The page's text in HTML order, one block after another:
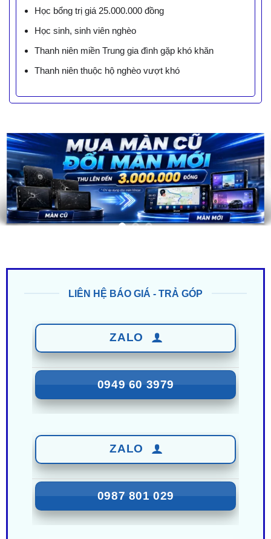
Học bổng trị giá 25.000.000 đồng
Học sinh, sinh viên nghèo
Thanh niên miền Trung gia đình gặp khó khăn
Thanh niên thuộc hộ nghèo vượt khó
0949 60 3979
0987 801 029